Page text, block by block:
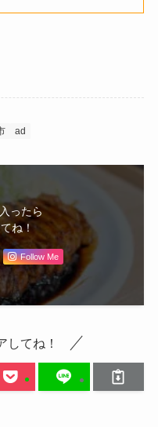
ad
ったら
ね！
Follow Me
してね！